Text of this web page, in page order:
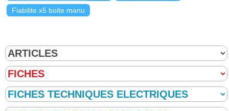
Fiabilite x5 boite manu